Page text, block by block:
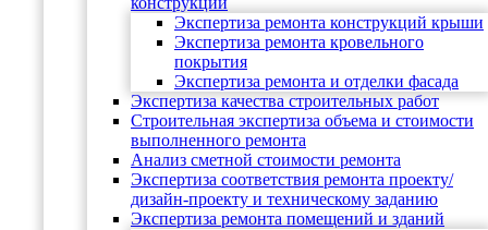
Экспертиза ремонта конструкций крыши
Экспертиза ремонта кровельного
покрытия
Экспертиза ремонта и отделки фасада
Экспертиза качества строительных работ
Строительная экспертиза объема и стоимости
выполненного ремонта
Анализ сметной стоимости ремонта
Экспертиза соответствия ремонта проекту/
дизайн-проекту и техническому заданию
Экспертиза ремонта помещений и зданий